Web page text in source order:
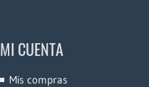
MI CUENTA
Mis compras